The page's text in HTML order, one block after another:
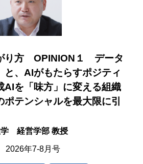
り方 OPINION１ データ
と、AIがもたらすポジティ
を「味方」に変える組織
テンシャルを最大限に引
経営学部 教授
2026年7-8月号